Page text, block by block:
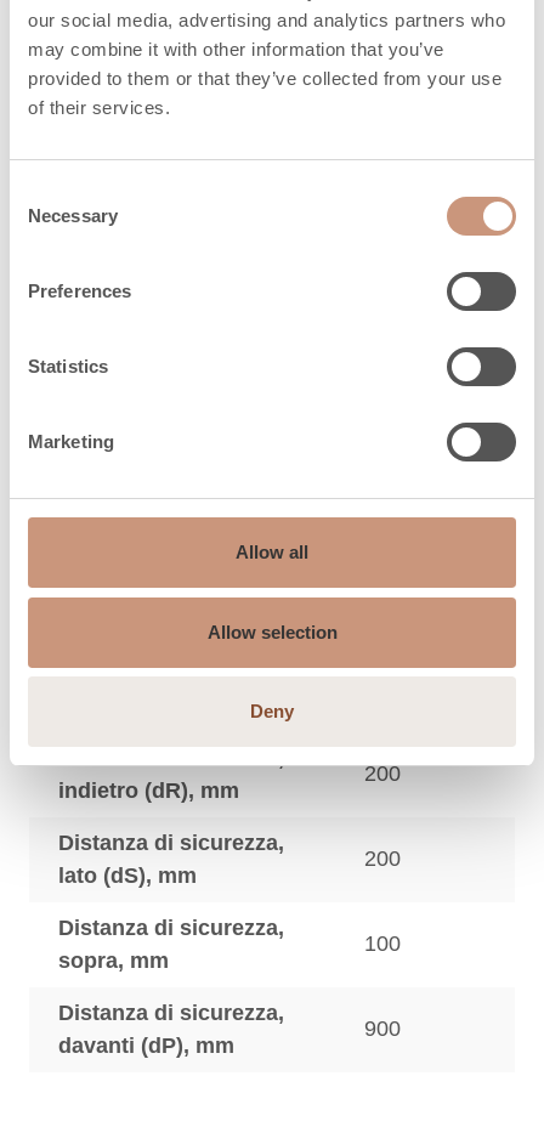
our social media, advertising and analytics partners who
may combine it with other information that you’ve
provided to them or that they’ve collected from your use
of their services.
Selection
Necessary
Preferences
Statistics
Marketing
Allow all
Allow selection
Deny
OGC, mg/Nm3 28
NOx , mg/Nm 126
Quantità massima di
legna, kg
Lunghezza della legna
330 (250-
Emissione di calore (h)
Emissione di calore (h)
25%
Distanza di
sicurezza
indietro (dR), mm
200
Distanza di sicurezza,
lato (dS), mm
200
Distanza di sicurezza,
sopra, mm
100
Distanza di sicurezza,
davanti (dP), mm
900